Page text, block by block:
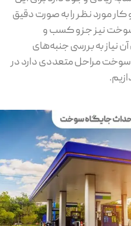
نظر را به صورت دقیق
نیز جزو کسب و
به بررسی جنبه‌های
مراحل متعددی دارد در